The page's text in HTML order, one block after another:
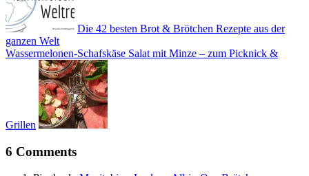
Die 42 besten Brot & Brötchen Rezepte aus der
ganzen Welt
Wassermelonen-Schafskäse Salat mit Minze – zum Picknick &
Grillen
6 Comments